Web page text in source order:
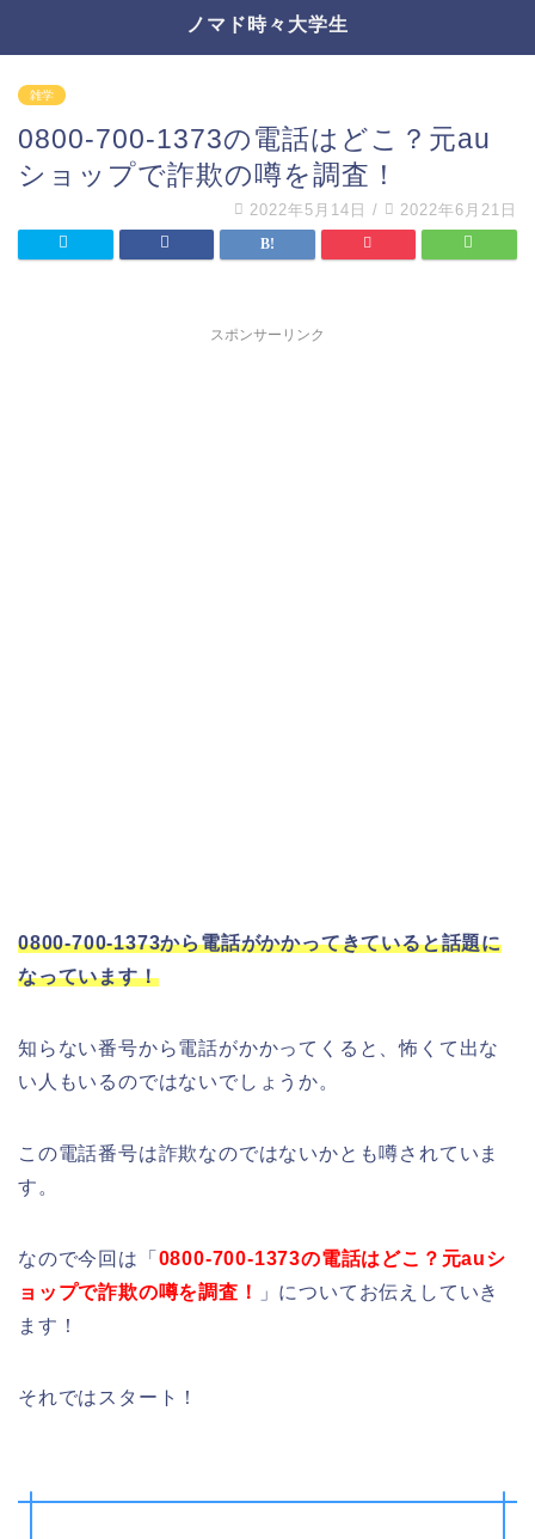
ノマド時々大学生
雑学
0800-700-1373の電話はどこ？元au
ショップで詐欺の噂を調査！
2022年5月14日 / 2022年6月21日
スポンサーリンク
0800-700-1373から電話がかかってきていると話題に
なっています！
知らない番号から電話がかかってくると、怖くて出な
い人もいるのではないでしょうか。
この電話番号は詐欺なのではないかとも噂されていま
す。
なので今回は「 0800-700-1373の電話はどこ？元auシ
ョップで詐欺の噂を調査！
」についてお伝えしていき
ます！
それではスタート！